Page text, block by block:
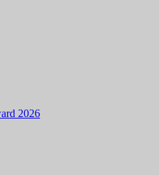
2026